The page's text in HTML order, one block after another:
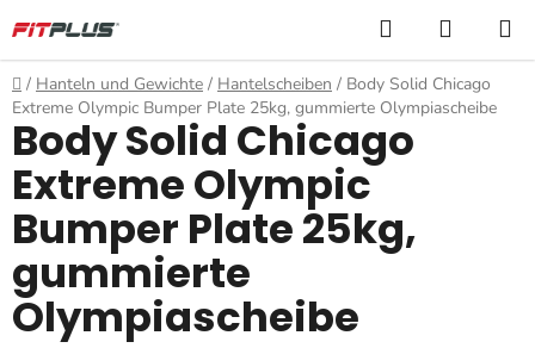
Inhalt
springen
Suchen
Startseite
/ Hanteln und Gewichte / Hantelscheiben / Body Solid Chicago
Extreme Olympic Bumper Plate 25kg, gummierte Olympiascheibe
Body Solid Chicago
Extreme Olympic
Bumper Plate 25kg,
gummierte
Olympiascheibe